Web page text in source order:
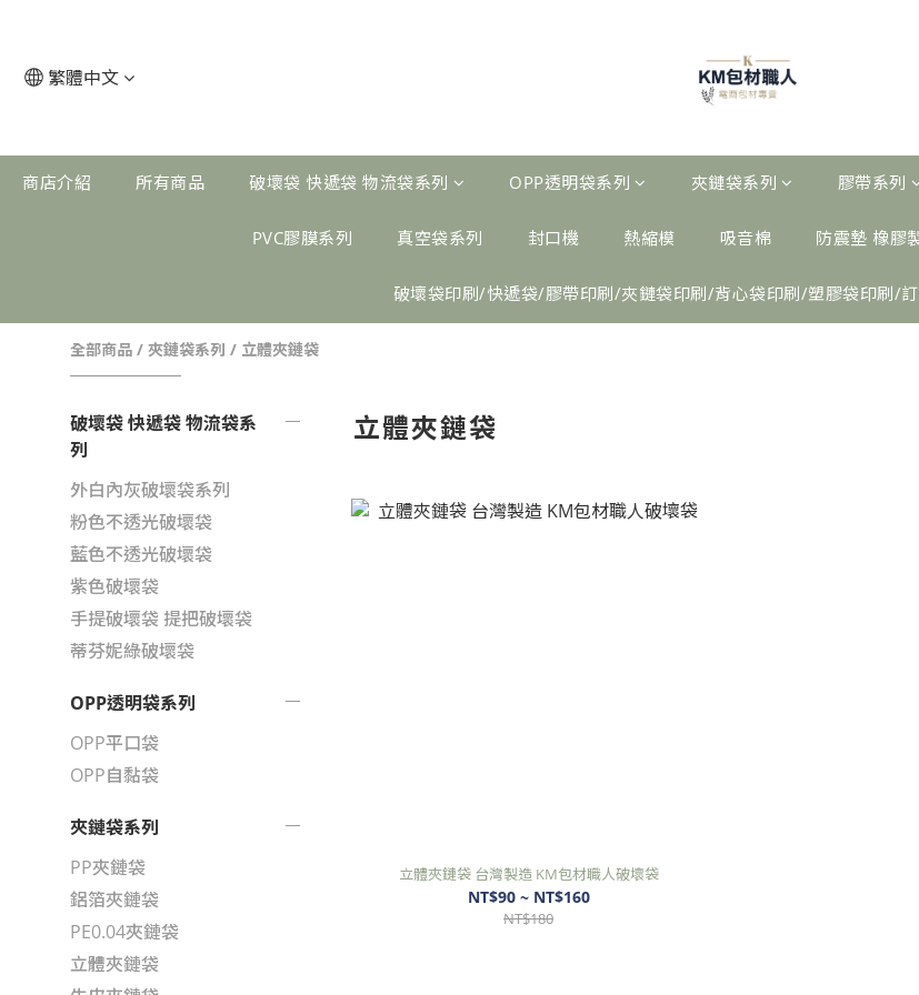
繁體中文
商店介紹 所有商品 破壞袋 快遞袋 物流袋系列 OPP透明袋系列 夾鏈袋系列 膠帶系列
PVC膠膜系列 真空袋系列 封口機 熱縮模 吸音棉 防震墊 橡膠
破壞袋印刷/快遞袋/膠帶印刷/夾鏈袋印刷/背心袋印刷/塑膠袋印刷/
全部商品 / 夾鏈袋系列 / 立體夾鏈袋
破壞袋 快遞袋 物流袋系
列
外白內灰破壞袋系列
粉色不透光破壞袋
藍色不透光破壞袋
紫色破壞袋
手提破壞袋 提把破壞袋
蒂芬妮綠破壞袋
OPP透明袋系列
OPP平口袋
OPP自黏袋
夾鏈袋系列
PP夾鏈袋
鋁箔夾鏈袋
PE0.04夾鏈袋
立體夾鏈袋
立體夾鏈袋
立體夾鏈袋 台灣製造 KM包材職人破壞袋
NT$90 ~ NT$160
NT$180